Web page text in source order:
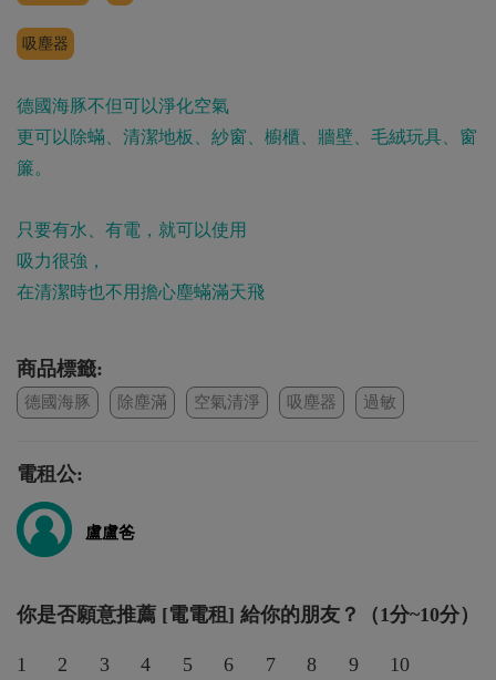
吸塵器
德國海豚不但可以淨化空氣
更可以除蟎、清潔地板、紗窗、櫥櫃、牆壁、毛絨玩具、窗
簾。
只要有水、有電，就可以使用
吸力很強，
在清潔時也不用擔心塵蟎滿天飛
商品標籤:
德國海豚 除塵滿 空氣清淨 吸塵器 過敏
電租公:
盧盧爸
你是否願意推薦 [電電租] 給你的朋友？（1分~10分）
1 2 3 4 5 6 7 8 9 10